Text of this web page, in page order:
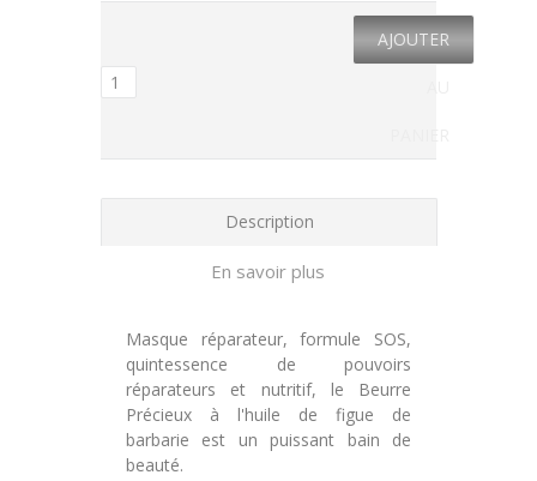
AJOUTER
Description
En savoir plus
Masque réparateur, formule SOS,
quintessence de pouvoirs
réparateurs et nutritif, le Beurre
Précieux à l'huile de figue de
barbarie est un puissant bain de
beauté.